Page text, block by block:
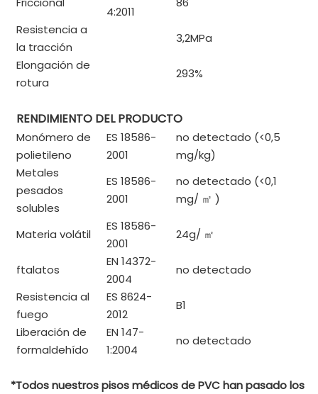
4:2011
Resistencia a
la tracción
3,2MPa
Elongación de
rotura
293%
RENDIMIENTO DEL PRODUCTO
Monómero de
polietileno
ES 18586-
2001
no detectado (<0,5
mg/kg)
Metales
pesados ​​
solubles
ES 18586-
2001
no detectado (<0,1
mg/ ㎡ )
Materia volátil
ES 18586-
2001
24g/ ㎡
ftalatos
EN 14372-
2004
no detectado
Resistencia al
fuego
ES 8624-
2012
B1
Liberación de
formaldehído
EN 147-
1:2004
no detectado
*Todos nuestros pisos médicos de PVC han pasado los